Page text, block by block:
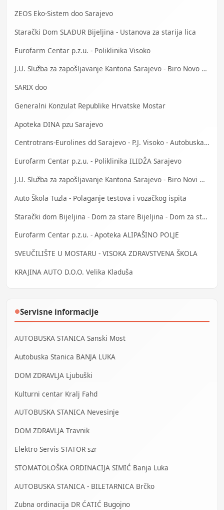
ZEOS Eko-Sistem doo Sarajevo
Starački Dom SLAĐUR Bijeljina - Ustanova za starija lica
Eurofarm Centar p.z.u. - Poliklinika Visoko
J.U. Služba za zapošljavanje Kantona Sarajevo - Biro Novo Sarajevo
SARIX doo
Generalni Konzulat Republike Hrvatske Mostar
Apoteka DINA pzu Sarajevo
Centrotrans-Eurolines dd Sarajevo - P.J. Visoko - Autobuska stanica
Eurofarm Centar p.z.u. - Poliklinika ILIDŽA Sarajevo
J.U. Služba za zapošljavanje Kantona Sarajevo - Biro Novi Grad
Auto Škola Tuzla - Polaganje testova i vozačkog ispita
Starački dom Bijeljina - Dom za stare Bijeljina - Dom za stara lica Bijeljina
Eurofarm Centar p.z.u. - Apoteka ALIPAŠINO POLJE
SVEUČILIŠTE U MOSTARU - VISOKA ZDRAVSTVENA ŠKOLA
KRAJINA AUTO D.O.O. Velika Kladuša
●Servisne informacije
AUTOBUSKA STANICA Sanski Most
Autobuska Stanica BANJA LUKA
DOM ZDRAVLJA Ljubuški
Kulturni centar Kralj Fahd
AUTOBUSKA STANICA Nevesinje
DOM ZDRAVLJA Travnik
Elektro Servis STATOR szr
STOMATOLOŠKA ORDINACIJA SIMIĆ Banja Luka
AUTOBUSKA STANICA - BILETARNICA Brčko
Zubna ordinacija DR ĆATIĆ Bugojno